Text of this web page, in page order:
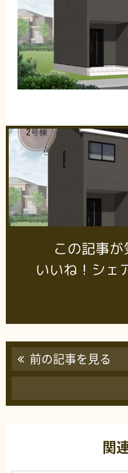
この記事
いいね！シェ
前の記事を見る
関